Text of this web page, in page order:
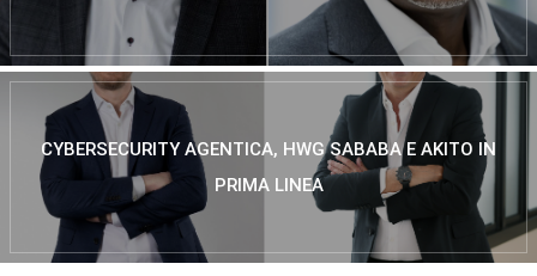
CYBERSECURITY AGENTICA, HWG SABABA E AKITO IN
PRIMA LINEA